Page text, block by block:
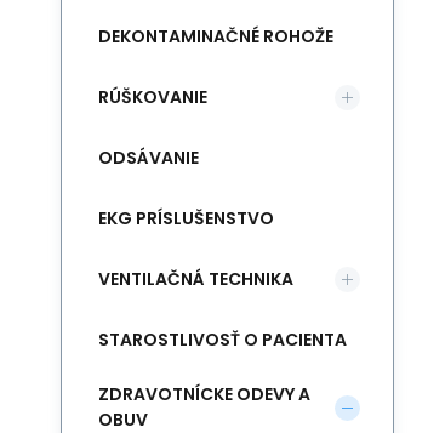
DEKONTAMINAČNÉ ROHOŽE
RÚŠKOVANIE
ODSÁVANIE
EKG PRÍSLUŠENSTVO
VENTILAČNÁ TECHNIKA
STAROSTLIVOSŤ O PACIENTA
ZDRAVOTNÍCKE ODEVY A
OBUV